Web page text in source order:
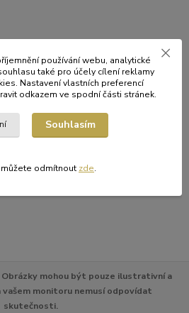
Obrázky mohou být pouze ilustrativní a
vašem monitoru nemusí odpovídat
skutečnosti.
používání webu, analytické
také pro účely cílení reklamy
Nastavení vlastních preferencí
odkazem ve spodní části stránek.
Souhlasím
odmítnout zde.